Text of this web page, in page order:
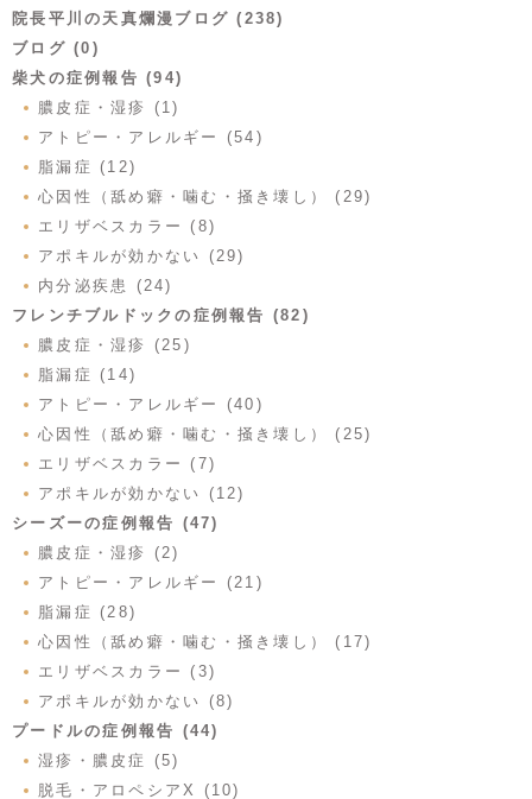
院長平川の天真爛漫ブログ (238)
ブログ (0)
柴犬の症例報告 (94)
膿皮症・湿疹 (1)
アトピー・アレルギー (54)
脂漏症 (12)
心因性（舐め癖・噛む・掻き壊し） (29)
エリザベスカラー (8)
アポキルが効かない (29)
内分泌疾患 (24)
フレンチブルドックの症例報告 (82)
膿皮症・湿疹 (25)
脂漏症 (14)
アトピー・アレルギー (40)
心因性（舐め癖・噛む・掻き壊し） (25)
エリザベスカラー (7)
アポキルが効かない (12)
シーズーの症例報告 (47)
膿皮症・湿疹 (2)
アトピー・アレルギー (21)
脂漏症 (28)
心因性（舐め癖・噛む・掻き壊し） (17)
エリザベスカラー (3)
アポキルが効かない (8)
プードルの症例報告 (44)
湿疹・膿皮症 (5)
脱毛・アロペシアX (10)